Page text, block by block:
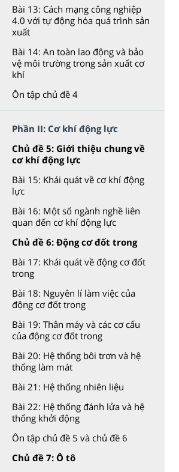
Bài 13: Cách mạng công nghiệp
4.0 với tự động hóa quá trình sản
xuất
Bài 14: An toàn lao động và bảo
vệ môi trường trong sản xuất cơ
khí
Ôn tập chủ đề 4
Phần II: Cơ khí động lực
Chủ đề 5: Giới thiệu chung về
cơ khí động lực
Bài 15: Khái quát về cơ khí động
lực
Bài 16: Một số ngành nghề liên
quan đến cơ khí động lực
Chủ đề 6: Động cơ đốt trong
Bài 17: Khái quát về động cơ đốt
trong
Bài 18: Nguyên lí làm việc của
động cơ đốt trong
Bài 19: Thân máy và các cơ cấu
của động cơ đốt trong
Bài 20: Hệ thống bôi trơn và hệ
thống làm mát
Bài 21: Hệ thống nhiên liệu
Bài 22: Hệ thống đánh lửa và hệ
thống khởi động
Ôn tập chủ đề 5 và chủ đề 6
Chủ đề 7: Ô tô